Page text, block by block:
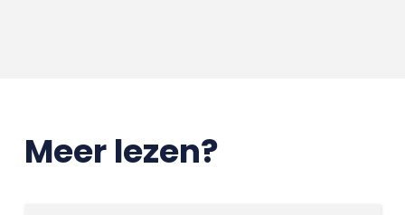
Meer lezen?